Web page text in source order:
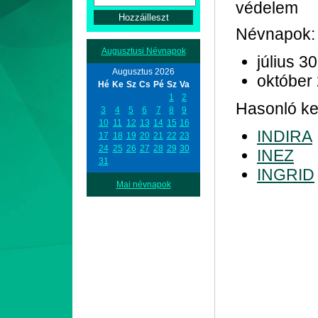
Augusztusi Névnapok
Augusztus 2026
Hé Ke Sz Cs Pé Sz Va
1
2
3
4 5 6 7 8
9
10 11 12 13 14 15 16
17 18 19 20 21 22 23
24 25 26 27 28 29 30
31
Mai névnapok
védelem
Névnapok:
július 30
október
Hasonló
INDIRA
INEZ
INGRID